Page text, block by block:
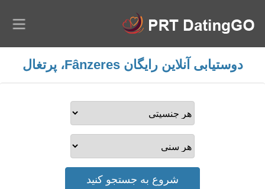
دوستیابی آنلاین رایگان Fânzeres، پرتغال